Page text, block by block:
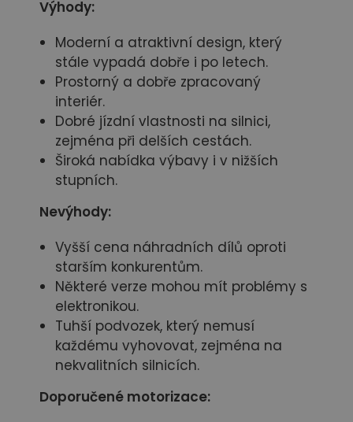
Výhody:
Moderní a atraktivní design, který
stále vypadá dobře i po letech.
Prostorný a dobře zpracovaný
interiér.
Dobré jízdní vlastnosti na silnici,
zejména při delších cestách.
Široká nabídka výbavy i v nižších
stupních.
Nevýhody:
Vyšší cena náhradních dílů oproti
starším konkurentům.
Některé verze mohou mít problémy s
elektronikou.
Tuhší podvozek, který nemusí
každému vyhovovat, zejména na
nekvalitních silnicích.
Doporučené motorizace: